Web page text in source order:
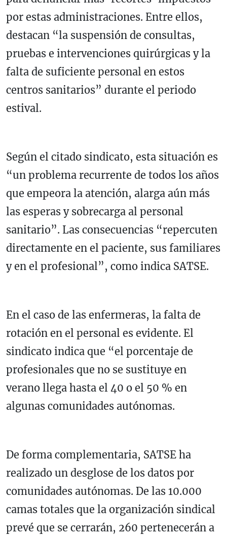
por estas administraciones. Entre ellos,
destacan “la suspensión de consultas,
pruebas e intervenciones quirúrgicas y la
falta de suficiente personal en estos
centros sanitarios” durante el periodo
estival.
Según el citado sindicato, esta situación es
“un problema recurrente de todos los años
que empeora la atención, alarga aún más
las esperas y sobrecarga al personal
sanitario”. Las consecuencias “repercuten
directamente en el paciente, sus familiares
y en el profesional”, como indica SATSE.
En el caso de las enfermeras, la falta de
rotación en el personal es evidente. El
sindicato indica que “el porcentaje de
profesionales que no se sustituye en
verano llega hasta el 40 o el 50 % en
algunas comunidades autónomas.
De forma complementaria, SATSE ha
realizado un desglose de los datos por
comunidades autónomas. De las 10.000
camas totales que la organización sindical
prevé que se cerrarán, 260 pertenecerán a